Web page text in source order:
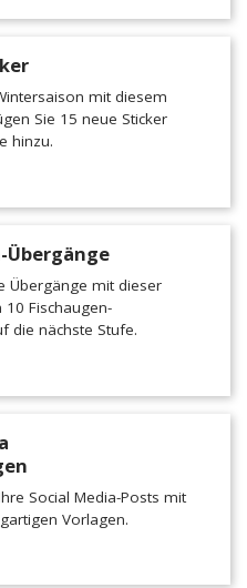
mit diesem
Sie 15 neue Sticker
hinzu.
Übergänge
Übergänge mit dieser
Fischaugen-
die nächste Stufe.
Social Media-Posts mit
Vorlagen.